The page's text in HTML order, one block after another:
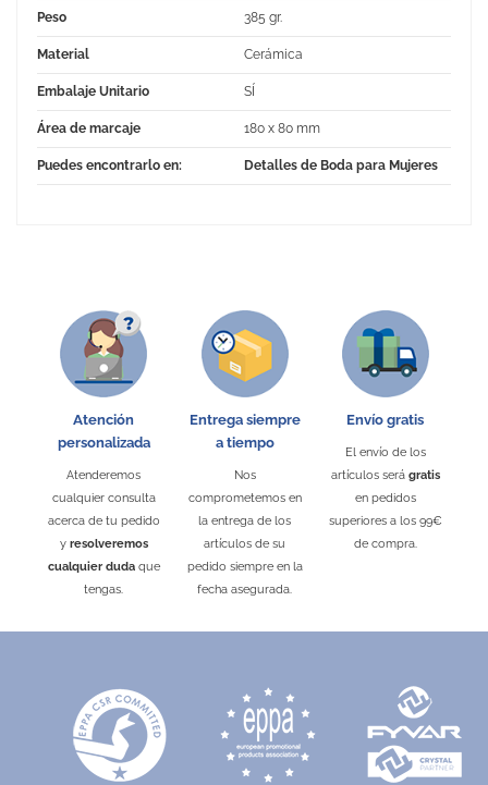
Peso 385 gr.
Material Cerámica
Embalaje Unitario SÍ
Área de marcaje 180 x 80 mm
Puedes encontrarlo en: Detalles de Boda para Mujeres
Atención
personalizada
Atenderemos
cualquier consulta
acerca de tu pedido
y resolveremos
cualquier dudaque
tengas.
Entrega siempre
a tiempo
Nos
comprometemos en
la entrega de los
artículos de su
pedido siempre en la
fecha asegurada.
Envío gratis
El envío de los
artículos será gratis
en pedidos
superiores a los 99€
de compra.